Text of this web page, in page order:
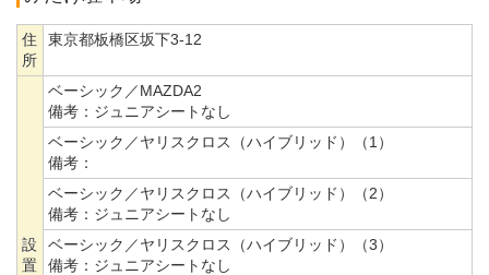
住
所
東京都板橋区坂下3-12
設
置
ベーシック／MAZDA2
備考： ジュニアシートなし
ベーシック／ヤリスクロス（ハイブリッド）（1）
備考：
ベーシック／ヤリスクロス（ハイブリッド）（2）
備考： ジュニアシートなし
ベーシック／ヤリスクロス（ハイブリッド）（3）
備考： ジュニアシートなし